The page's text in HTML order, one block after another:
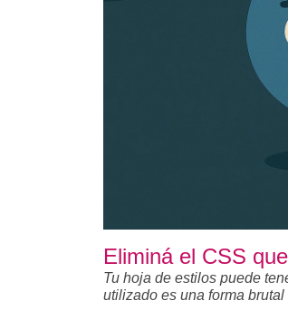
Eliminá el CSS
Tu hoja de estilos puede
utilizado es una forma